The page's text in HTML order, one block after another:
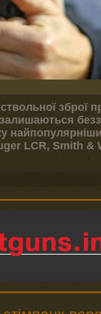
зброї
LCR, Smith &